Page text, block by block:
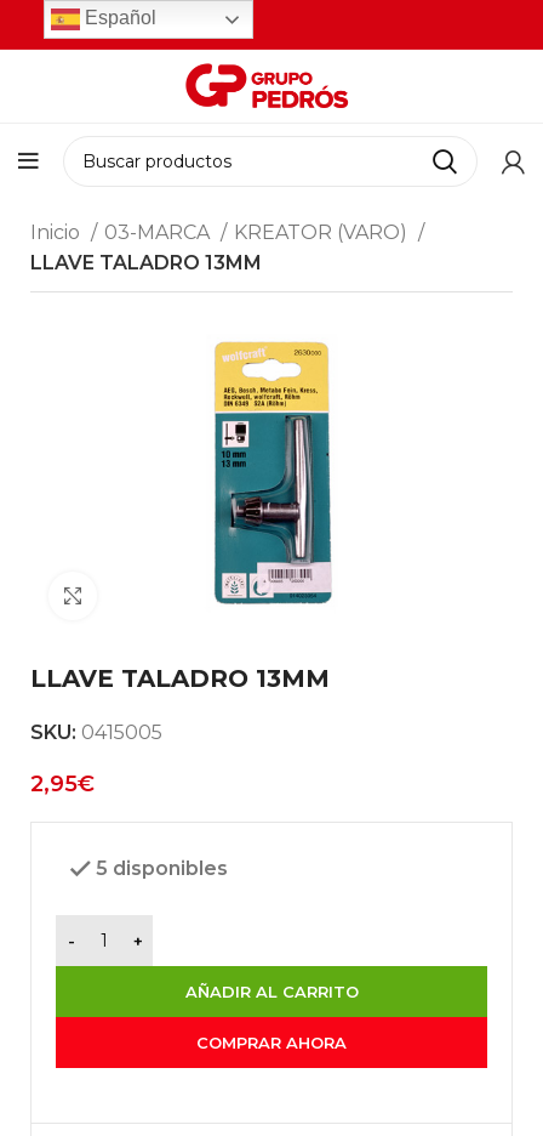
Inicio 03-MARCA
KREATOR (VARO)
LLAVE TALADRO 13MM
Clic para ampliar
LLAVE TALADRO 13MM
SKU: 0415005
2,95€
5 disponibles
AÑADIR AL CARRITO
COMPRAR AHORA
Español